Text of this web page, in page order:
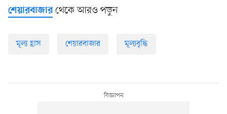
শেয়ারবাজারথেকে আরও পড়ুন
মূল্য হ্রাস শেয়ারবাজার মূল্যবৃদ্ধি